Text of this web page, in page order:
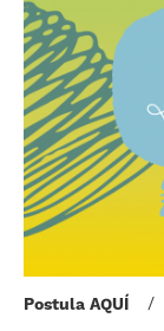
Postula AQUÍ /